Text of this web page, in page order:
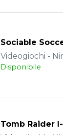
Sociable
Videogiochi -
Disponibile
Tomb Raider